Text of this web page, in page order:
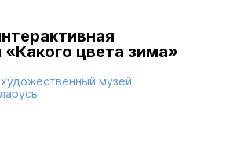
«Какого цвета зима»
музей